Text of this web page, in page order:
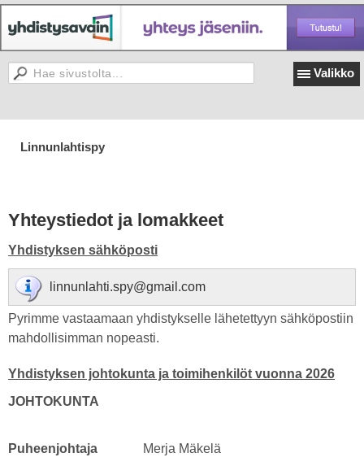
Valikko
Linnunlahtispy
Yhteystiedot ja lomakkeet
Yhdistyksen sähköposti
linnunlahti.spy@gmail.com
Pyrimme vastaamaan yhdistykselle lähetettyyn sähköpostiin
mahdollisimman nopeasti.
Yhdistyksen johtokunta ja toimihenkilöt vuonna 2026
JOHTOKUNTA
Puheenjohtaja Merja Mäkelä